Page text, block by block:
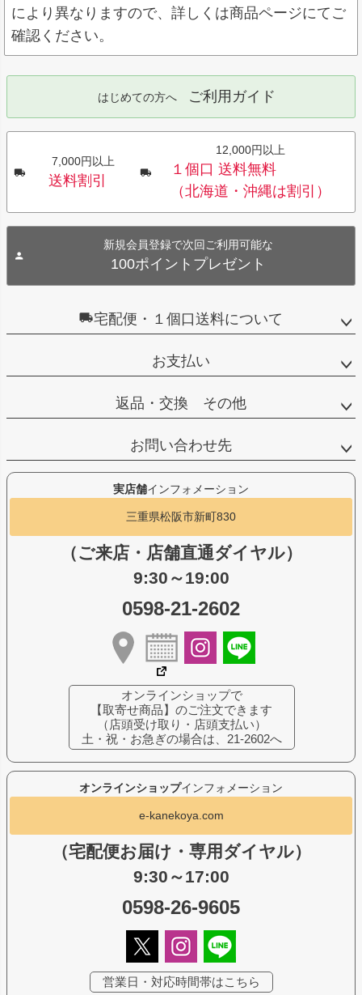
により異なりますので、詳しくは商品ページにてご
確認ください。
はじめての方へ ご利用ガイド
7,000円以上
送料割引
12,000円以上
１個口 送料無料
（北海道・沖縄は割引）
新規会員登録で次回ご利用可能な
100ポイントプレゼント
宅配便・１個口送料について
お支払い
返品・交換 その他
お問い合わせ先
オンラインショップインフォメーション
e-kanekoya.com
（宅配便お届け・専用ダイヤル）
9:30～17:00
0598-26-9605
営業日・対応時間帯はこちら
実店舗インフォメーション
三重県松阪市新町830
（ご来店・店舗直通ダイヤル）
9:30～19:00
0598-21-2602
オンラインショップで
【取寄せ商品】のご注文できます
（店頭受け取り・店頭支払い）
土・祝・お急ぎの場合は、21-2602へ